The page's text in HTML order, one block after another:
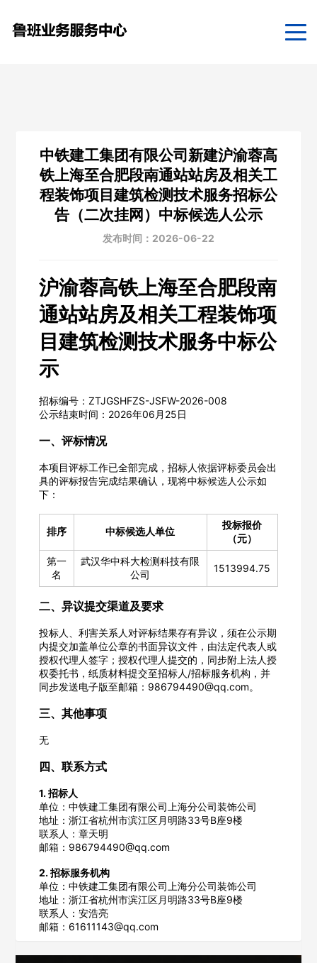
中铁建工集团有限公司新建沪渝蓉高
铁上海至合肥段南通站站房及相关工
程装饰项目建筑检测技术服务招标公
告（二次挂网）中标候选人公示
发布时间：2026-06-22
沪渝蓉高铁上海至合肥段南
通站站房及相关工程装饰项
目建筑检测技术服务中标公
示
招标编号：ZTJGSHFZS-JSFW-2026-008
公示结束时间：2026年06月25日
一、评标情况
本项目评标工作已全部完成，招标人依据评标委员会出
具的评标报告完成结果确认，现将中标候选人公示如
下：
排序 中标候选人单位
投标报价
（元）
第一
名
武汉华中科大检测科技有限
公司
1513994.75
二、异议提交渠道及要求
投标人、利害关系人对评标结果存有异议，须在公示期
内提交加盖单位公章的书面异议文件，由法定代表人或
授权代理人签字；授权代理人提交的，同步附上法人授
权委托书，纸质材料提交至招标人/招标服务机构，并
同步发送电子版至邮箱：986794490@qq.com。
三、其他事项
无
四、联系方式
1. 招标人
单位：中铁建工集团有限公司上海分公司装饰公司
地址：浙江省杭州市滨江区月明路33号B座9楼
联系人：章天明
邮箱：986794490@qq.com
2. 招标服务机构
单位：中铁建工集团有限公司上海分公司装饰公司
地址：浙江省杭州市滨江区月明路33号B座9楼
联系人：安浩亮
邮箱：61611143@qq.com
公司名称
公司所在地